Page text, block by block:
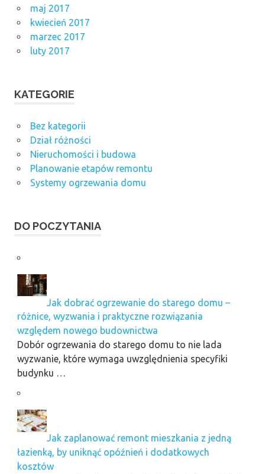
maj 2017
kwiecień 2017
marzec 2017
luty 2017
KATEGORIE
Bez kategorii
Dział różności
Nieruchomości i budowa
Planowanie etapów remontu
Systemy ogrzewania domu
DO POCZYTANIA
Jak dobrać ogrzewanie do starego domu –
różnice, wyzwania i praktyczne rozwiązania
względem nowego budownictwa
Dobór ogrzewania do starego domu to nie lada
wyzwanie, które wymaga uwzględnienia specyfiki
budynku …
Jak zaplanować remont mieszkania z jedną
łazienką, by uniknąć opóźnień i dodatkowych
kosztów